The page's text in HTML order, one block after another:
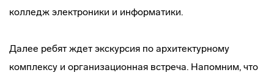
колледж электроники и информатики.
Далее ребят ждет экскурсия по архитектурному
комплексу и организационная встреча. Напомним, что